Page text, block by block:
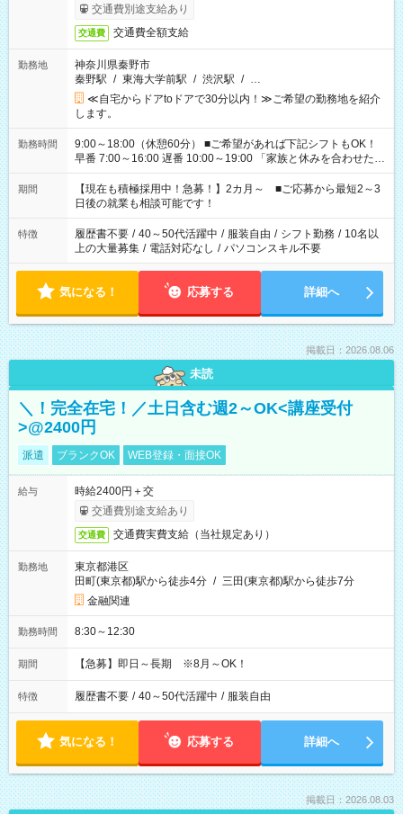
交通費別途支給あり
交通費 交通費全額支給
勤務地
神奈川県秦野市
秦野駅 / 東海大学前駅 / 渋沢駅 / …
≪自宅からドアtoドアで30分以内！≫ご希望の勤務地を紹介
します。
勤務時間
9:00～18:00（休憩60分） ■ご希望があれば下記シフトもOK！
早番 7:00～16:00 遅番 10:00～19:00 「家族と休みを合わせた
い」 「余裕を持って夕飯の準備がしたい」 「できれば残業はし
たくない」 など、ご希望を教えてくださいね。 ※Wワーク希望
の方へ 今ご覧のお仕事で希望する勤務時間と、もう1つのお仕事
の勤務時間。 合計で週40時間を超える場合は応募できません。
期間
【現在も積極採用中！急募！】2カ月～ ■ご応募から最短2～3
日後の就業も相談可能です！
特徴 履歴書不要 / 40～50代活躍中 / 服装自由 / シフト勤務 / 10名以
上の大量募集 / 電話対応なし / パソコンスキル不要
気になる！ 応募する 詳細へ
掲載日：2026.08.06
未読
＼！完全在宅！／土日含む週2～OK<講座受付
>@2400円
派遣 ブランクOK WEB登録・面接OK
給与
時給2400円＋交
交通費別途支給あり
交通費 交通費実費支給（当社規定あり）
勤務地
東京都港区
田町(東京都)駅から徒歩4分 / 三田(東京都)駅から徒歩7分
金融関連
勤務時間 8:30～12:30
期間 【急募】即日～長期 ※8月～OK！
特徴 履歴書不要 / 40～50代活躍中 / 服装自由
気になる！ 応募する 詳細へ
掲載日：2026.08.03